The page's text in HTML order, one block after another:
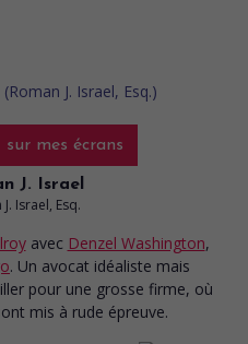
sur mes écrans
J. Israel
Israel, Esq.
avec Denzel Washington,
. Un avocat idéaliste mais
pour une grosse firme, où
mis à rude épreuve.